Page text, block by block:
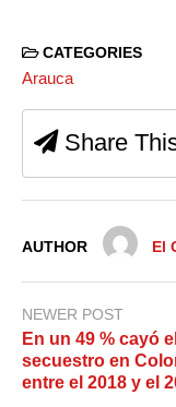
CATEGORIES
Arauca
Share
AUTHOR El
NEWER POST
En un 49 % cayó el
secuestro en
entre el 2018 y el